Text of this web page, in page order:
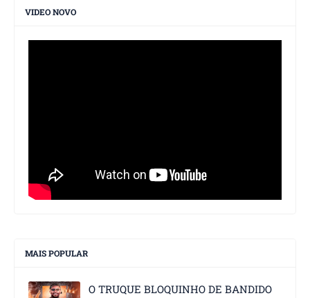
VIDEO NOVO
MAIS POPULAR
O TRUQUE BLOQUINHO DE BANDIDO